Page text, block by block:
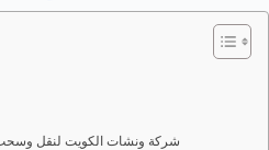
شركة ونشات الكويت لنقل